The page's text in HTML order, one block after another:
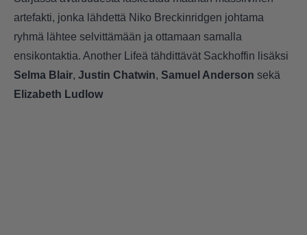
artefakti, jonka lähdettä Niko Breckinridgen johtama
ryhmä lähtee selvittämään ja ottamaan samalla
ensikontaktia. Another Lifeä tähdittävät Sackhoffin lisäksi
Selma Blair, Justin Chatwin, Samuel Anderson sekä
Elizabeth Ludlow